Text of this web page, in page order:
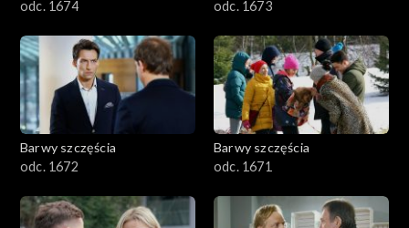
odc. 1674 odc. 1673
Barwy szczęścia
odc. 1672
Barwy szczęścia
odc. 1671